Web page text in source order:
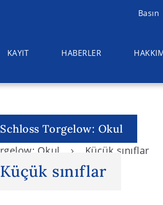
Basın
KAYIT HABERLER
Schloss Torgelow: Okul
Küçük sınıflar
Okul Küçük sınıflar